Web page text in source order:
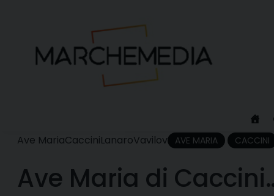
Ave MariaCacciniLanaroVavilov AVE MARIA CACCINI
Ave Maria di